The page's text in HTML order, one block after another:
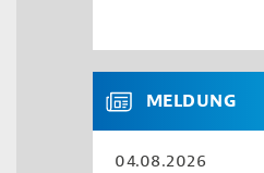
MELDUNG
04.08.2026